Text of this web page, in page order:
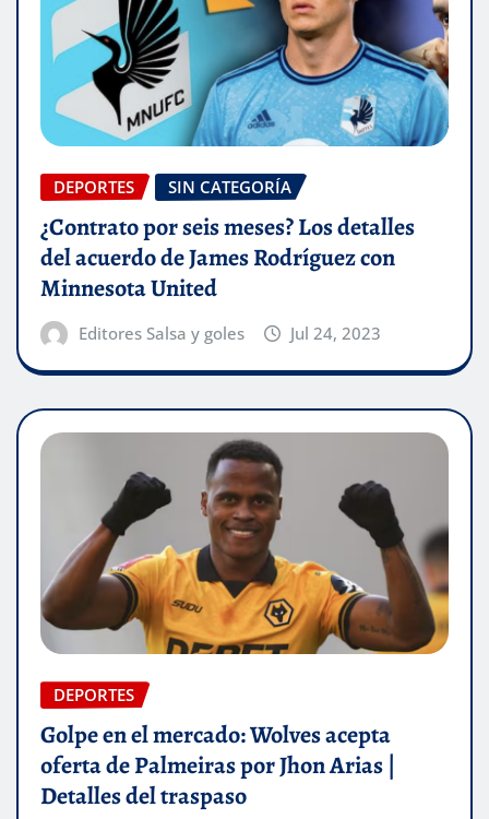
DEPORTES SIN CATEGORÍA
¿Contrato por seis meses? Los detalles
del acuerdo de James Rodríguez con
Minnesota United
Editores Salsa y goles Jul 24, 2023
DEPORTES
Golpe en el mercado: Wolves acepta
oferta de Palmeiras por Jhon Arias |
Detalles del traspaso